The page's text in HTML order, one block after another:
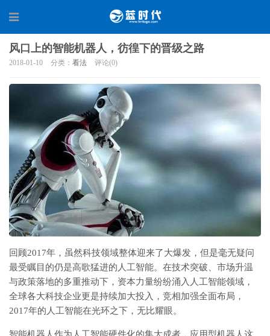
风口上的智能机器人，彷徨下的晋级之路
2018-01-10 分类： 看法 评论(0)
回顾2017年，虽然科技领域整体迎来了大爆发，但是毫无疑问
最受瞩目的仍是高歌猛进的人工智能。在技术突破、市场升温
与政策落地的多重推动下，资本力量纷纷涌入人工智能领域，
全球各大科技企业更是持续加大投入，竞相加强全面布局，
2017年的人工智能在光环之下，无比耀眼。